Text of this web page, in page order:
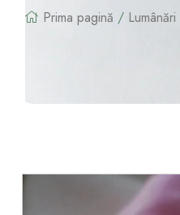
Prima pagină / Lumânări